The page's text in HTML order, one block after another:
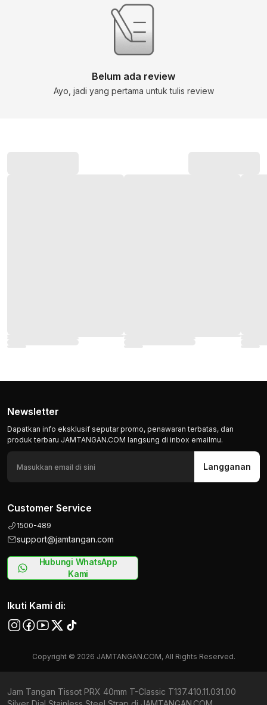
Newsletter
Dapatkan info eksklusif seputar promo, penawaran terbatas, dan
produk terbaru JAMTANGAN.COM langsung di inbox emailmu.
Langganan
Customer Service
1500-489
support@jamtangan.com
Hubungi WhatsApp
Kami
Ikuti Kami di:
Copyright © 2026 JAMTANGAN.COM, All Rights Reserved.
Jam Tangan Tissot PRX 40mm T-Classic T137.410.11.031.00
Belum ada review
Ayo, jadi yang pertama untuk tulis review